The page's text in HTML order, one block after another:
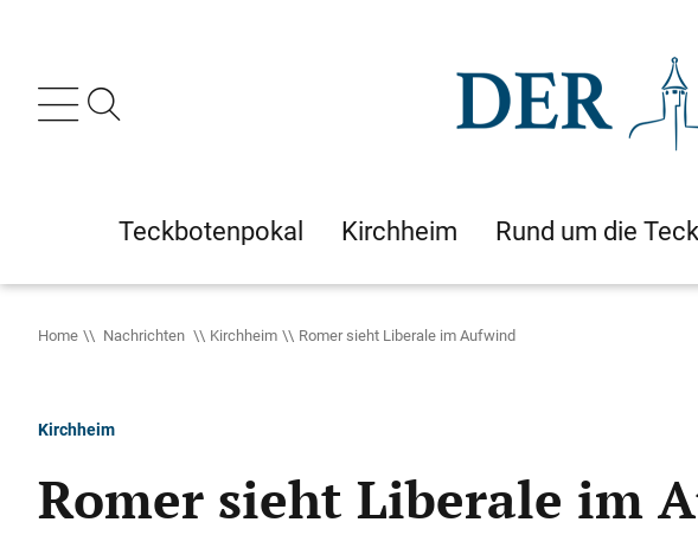
Teckbotenpokal Kirchheim Rund um die Teck
Home Nachrichten Kirchheim Romer sieht Liberale im Aufwind
Kirchheim
Romer sieht Liberale im